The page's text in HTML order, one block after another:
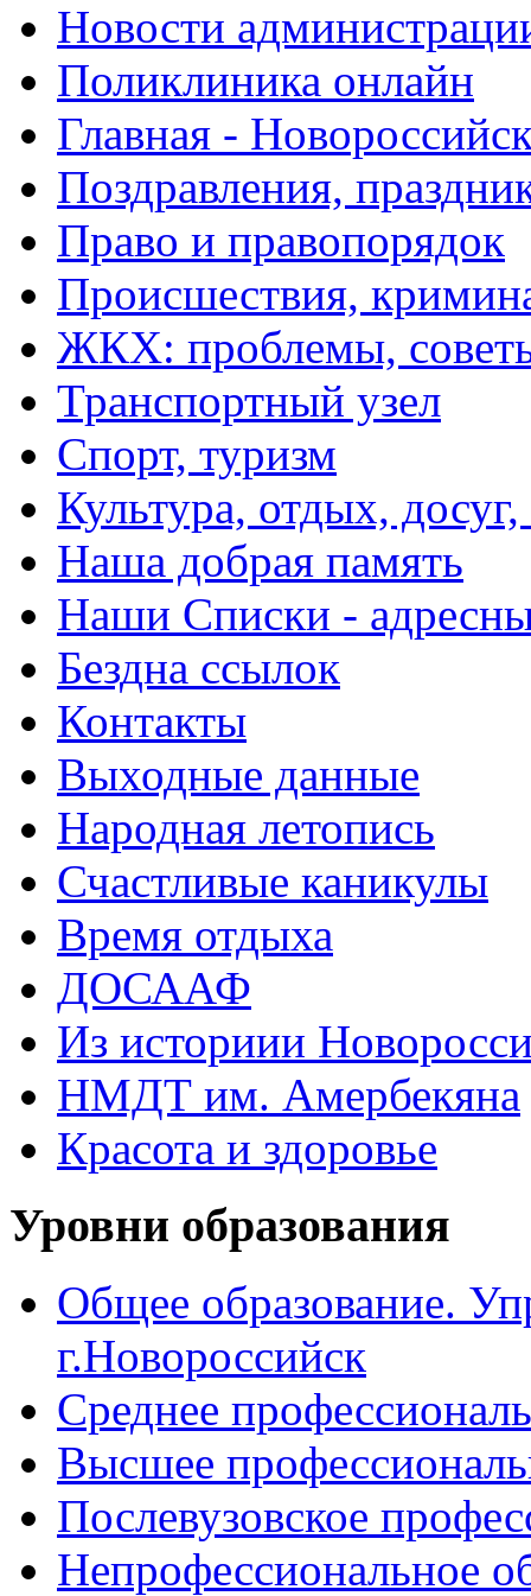
Новости
Поликлиника онлайн
Главная -
Поздравления,
Право и правопорядок
Происшествия,
ЖКХ: проблемы,
Транспортный узел
Спорт, туризм
Культура, отдых,
Наша добрая память
Наши Списки -
Бездна ссылок
Контакты
Выходные данные
Народная летопись
Счастливые каникулы
Время отдыха
ДОСААФ
Из историии
НМДТ им. Амербекяна
Красота и здоровье
Уровни образования
Общее образование.
г.Новороссийск
Среднее
Высшее
Послевузовское
Непрофессиональное